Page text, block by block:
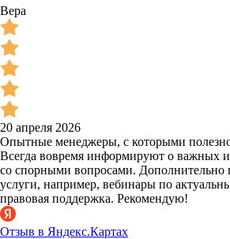
Вера
20 апреля 2026
Опытные менеджеры, с которыми
Всегда вовремя информируют о важных
со спорными вопросами. Дополнительно
услуги, например, вебинары по
правовая поддержка. Рекомендую!
Отзыв в Яндекс.Картах